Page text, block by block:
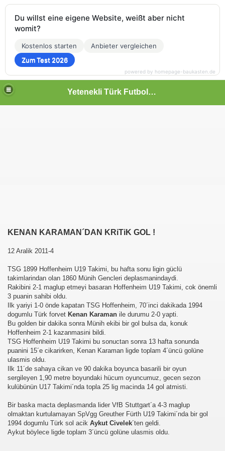
Yetenekli Türk Futbolcular
KENAN KARAMAN´DAN KRiTiK GOL !
12 Aralik 2011-4
TSG 1899 Hoffenheim U19 Takimi, bu hafta sonu ligin güclü
takimlarindan olan 1860 Münih Gencleri deplasmanindaydi.
Rakibini 2-1 maglup etmeyi basaran Hoffenheim U19 Takimi, cok önemli
3 puanin sahibi oldu.
Ilk yariyi 1-0 önde kapatan TSG Hoffenheim, 70´inci dakikada 1994
dogumlu Türk forvet Kenan Karaman ile durumu 2-0 yapti.
Bu golden bir dakika sonra Münih ekibi bir gol bulsa da, konuk
Hoffenheim 2-1 kazanmasini bildi.
TSG Hoffenheim U19 Takimi bu sonuctan sonra 13 hafta sonunda
puanini 15´e cikarirken, Kenan Karaman ligde toplam 4´üncü golüne
ulasmis oldu.
Ilk 11´de sahaya cikan ve 90 dakika boyunca basarili bir oyun
sergileyen 1,90 metre boyundaki hücum oyuncumuz, gecen sezon
kulübünün U17 Takimi´nda topla 25 lig macinda 14 gol atmisti.
Bir baska macta deplasmanda lider VfB Stuttgart´a 4-3 maglup
olmaktan kurtulamayan SpVgg Greuther Fürth U19 Takimi´nda bir gol
1994 dogumlu Türk sol acik Aykut Civelek´ten geldi.
Aykut böylece ligde toplam 3´üncü golüne ulasmis oldu.
Du willst eine eigene Website, weißt aber nicht
womit?
Kostenlos starten
Anbieter vergleichen
Zum Test 2026
powered by homepage-baukasten.de